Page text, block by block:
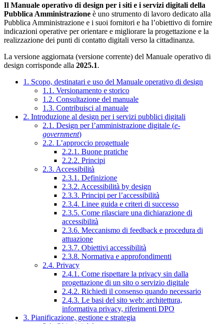
Il Manuale operativo di design per i siti e i servizi digitali della
Pubblica Amministrazione è uno strumento di lavoro dedicato alla
Pubblica Amministrazione e i suoi fornitori e ha l’obiettivo di fornire
indicazioni operative per orientare e migliorare la progettazione e la
realizzazione dei punti di contatto digitali verso la cittadinanza.
La versione aggiornata (versione corrente) del Manuale operativo di
design corrisponde alla 2025.1.
1. Scopo, destinatari e uso del Manuale operativo di design
1.1. Versionamento e storico
1.2. Consultazione del manuale
1.3. Contribuisci al manuale
2. Introduzione al design per i servizi pubblici digitali
2.1. Design per l’amministrazione digitale (e-
government)
2.2. L’approccio progettuale
2.2.1. Buone pratiche
2.2.2. Principi
2.3. Accessibilità
2.3.1. Definizione
2.3.2. Accessibilità by design
2.3.3. Principi per l’accessibilità
2.3.4. Linee guida e criteri di successo
2.3.5. Come rilasciare una dichiarazione di
accessibilità
2.3.6. Meccanismo di feedback e procedura di
attuazione
2.3.7. Obiettivi accessibilità
2.3.8. Normativa e approfondimenti
2.4. Privacy
2.4.1. Come rispettare la privacy sin dalla
progettazione di un sito o servizio digitale
2.4.2. Richiedi il consenso quando necessario
2.4.3. Le basi del sito web: architettura,
informativa privacy, riferimenti DPO
3. Pianificazione, gestione e strategia